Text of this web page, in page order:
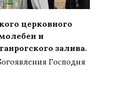
церковного
и
залива.
Господня